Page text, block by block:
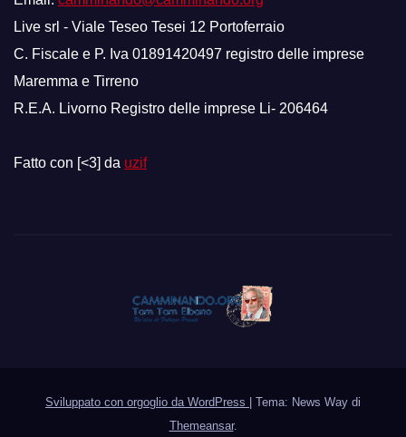
Live srl - Viale Teseo Tesei 12 Portoferraio
C. Fiscale e P. Iva 01891420497 registro delle imprese
Maremma e Tirreno
R.E.A. Livorno Registro delle imprese Li- 206464
Fatto con [<3] da uzif
Sviluppato con orgoglio da WordPress | Tema: News Way di
Themeansar.